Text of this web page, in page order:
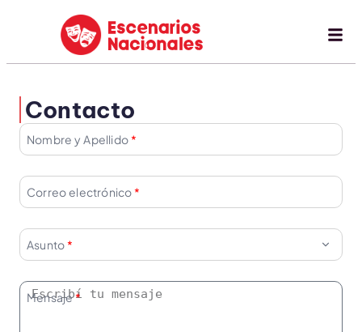
Contacto
Nombre y Apellido
Correo electrónico
Asunto
Mensaje